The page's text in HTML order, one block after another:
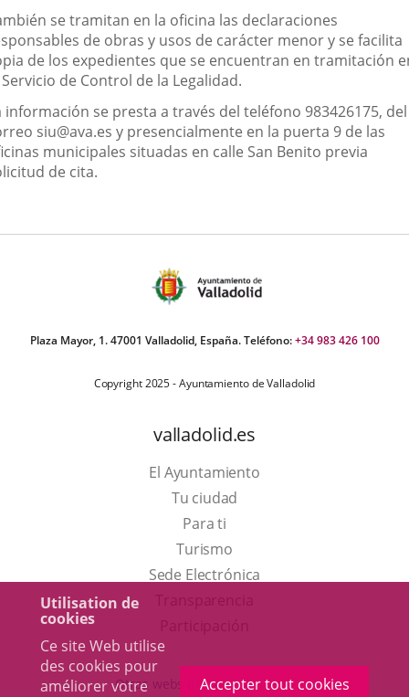
Utilisation de
cookies
Ce site Web utilise
des cookies pour
améliorer votre
Accepter tout cookies
se tramitan en la oficina las declaraciones
de obras y usos de carácter menor y se facilita
de los expedientes que se encuentran en tramitación
de Control de la Legalidad.
información se presta a través del teléfono 983426175, del
siu@ava.es y presencialmente en la puerta 9 de las
municipales situadas en calle San Benito previa
de cita.
Plaza Mayor, 1. 47001 Valladolid, España. Teléfono:+34 983 426 100
Copyright 2025 - Ayuntamiento de Valladolid
valladolid.es
El Ayuntamiento
Tu ciudad
Para ti
TurismoEste
enlace
una
Sede Electrónica
externa.
Otras webs del ayuntamiento